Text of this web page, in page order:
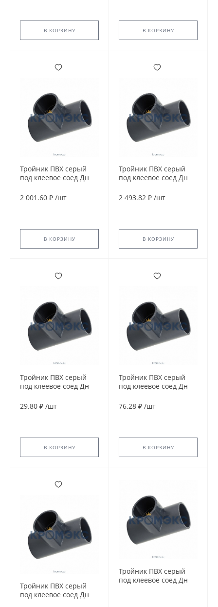
В КОРЗИНУ В КОРЗИНУ
Тройник ПВХ серый
под клеевое соед Дн
напорный Aquaviva
2 001.60 ₽ /шт
В КОРЗИНУ
Тройник ПВХ серый
под клеевое соед Дн
напорный Aquaviva
2 493.82 ₽ /шт
В КОРЗИНУ
Тройник ПВХ серый
под клеевое соед Дн
напорный Aquaviva
29.80 ₽ /шт
В КОРЗИНУ
Тройник ПВХ серый
под клеевое соед Дн
напорный EFFAST
76.28 ₽ /шт
В КОРЗИНУ
Тройник ПВХ серый
под клеевое соед Дн
Тройник ПВХ серый
под клеевое соед Дн